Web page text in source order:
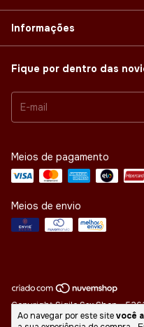
Ao navegar por este sitevocê
Informações
Fique por dentro das
Meios de pagamento
Meios de envio
Copyright Sigilo Sex Shop -
direitos reservados.